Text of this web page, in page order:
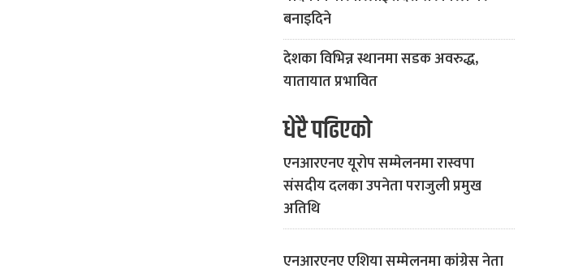
बनाइदिने
देशका विभिन्न स्थानमा सडक अवरुद्ध,
यातायात प्रभावित
धेरै पढिएको
एनआरएनए यूरोप सम्मेलनमा रास्वपा
संसदीय दलका उपनेता पराजुली प्रमुख
अतिथि
एनआरएनए एशिया सम्मेलनमा कांग्रेस नेता